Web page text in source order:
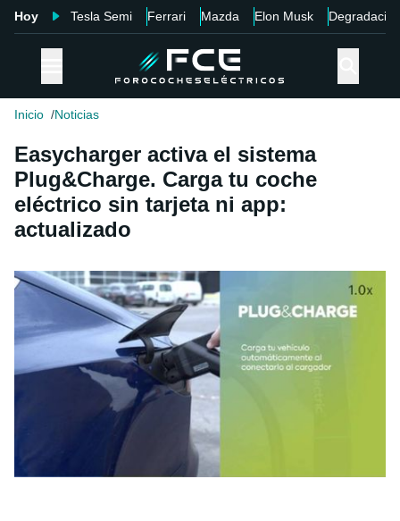
Hoy Tesla Semi Ferrari Mazda Elon Musk Degradación
Inicio Noticias
Easycharger activa el sistema
Plug&Charge. Carga tu coche
eléctrico sin tarjeta ni app:
actualizado